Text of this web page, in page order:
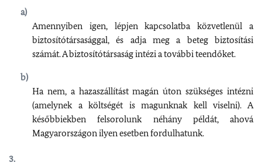
Amennyiben igen, lépjen kapcsolatba közvetlenül a
biztosítótársasággal, és adja meg a beteg biztosítási
számát. A biztosítótársaság intézi a további teendőket.
Ha nem, a hazaszállítást magán úton szükséges intézni
(amelynek a költségét is magunknak kell viselni). A
későbbiekben felsorolunk néhány példát, ahová
Magyarországon ilyen esetben fordulhatunk.